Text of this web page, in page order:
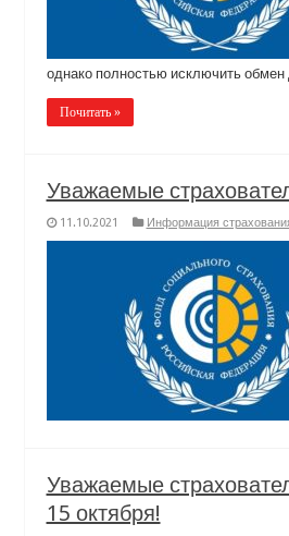
однако полностью исключить
Почитать »
Уважаемые
11.10.2021 Информация
Уважаемые
15 октября!